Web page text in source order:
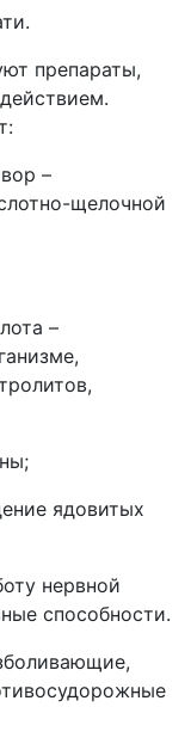
препараты,
–
щелочной
–
ядовитых
нервной
способности.